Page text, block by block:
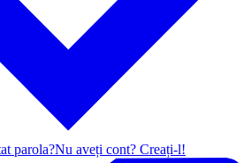
parola?Nu aveți cont? Creați-l!